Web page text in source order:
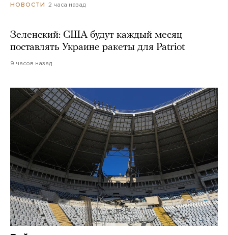
НОВОСТИ 2 часа назад
Зеленский: США будут каждый месяц
поставлять Украине ракеты для Patriot
9 часов назад